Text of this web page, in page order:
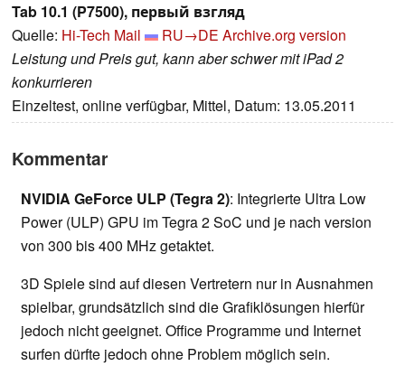
Tab 10.1 (P7500), первый взгляд
Quelle: Hi-Tech Mail RU→DE Archive.org version
Leistung und Preis gut, kann aber schwer mit iPad 2
konkurrieren
Einzeltest, online verfügbar, Mittel, Datum: 13.05.2011
Kommentar
NVIDIA GeForce ULP (Tegra 2): Integrierte Ultra Low
Power (ULP) GPU im Tegra 2 SoC und je nach version
von 300 bis 400 MHz getaktet.
3D Spiele sind auf diesen Vertretern nur in Ausnahmen
spielbar, grundsätzlich sind die Grafiklösungen hierfür
jedoch nicht geeignet. Office Programme und Internet
surfen dürfte jedoch ohne Problem möglich sein.